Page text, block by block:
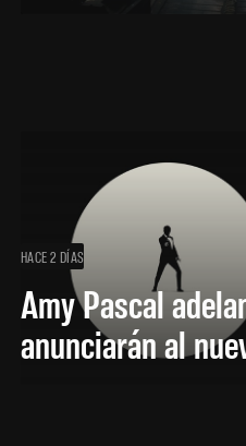
HACE 2 DÍAS
Amy Pascal
anunciarán al